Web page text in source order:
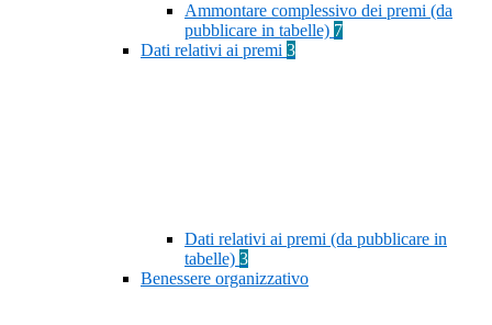
Ammontare complessivo dei premi (da
pubblicare in tabelle) 7
Dati relativi ai premi 3
Dati relativi ai premi (da pubblicare in
tabelle) 3
Benessere organizzativo